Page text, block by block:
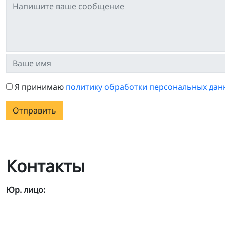
Я принимаю политику обработки персональных
Отправить
Контакты
Юр. лицо: